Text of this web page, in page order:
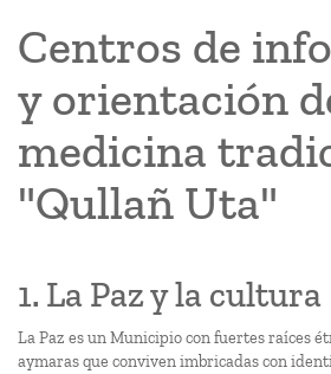
Centros de
y orientación
medicina
"Qullañ Uta"
1. La Paz y la cultura
La Paz es un Municipio con fuertes raíces
aymaras que conviven imbricadas con